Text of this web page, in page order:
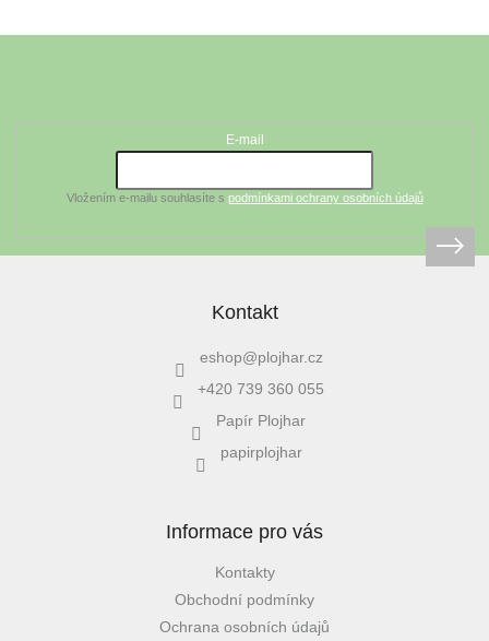
E-mail
Vložením e-mailu souhlasíte s podmínkami ochrany osobních údajů
Kontakt
eshop@plojhar.cz
+420 739 360 055
Papír Plojhar
papirplojhar
Informace pro vás
Kontakty
Obchodní podmínky
Ochrana osobních údajů